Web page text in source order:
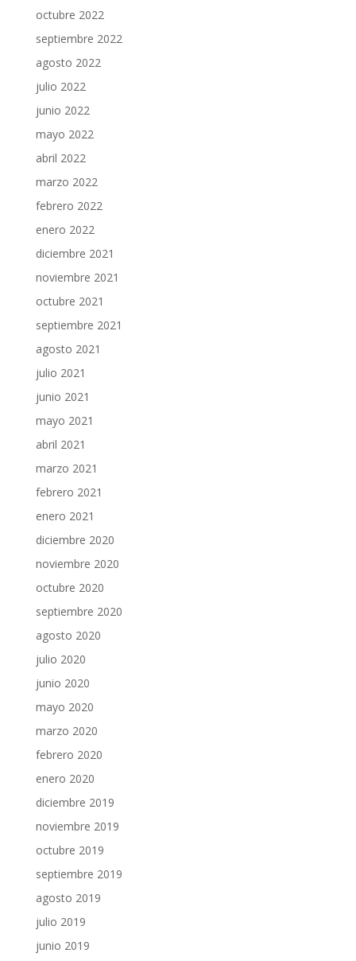
octubre 2022
septiembre 2022
agosto 2022
julio 2022
junio 2022
mayo 2022
abril 2022
marzo 2022
febrero 2022
enero 2022
diciembre 2021
noviembre 2021
octubre 2021
septiembre 2021
agosto 2021
julio 2021
junio 2021
mayo 2021
abril 2021
marzo 2021
febrero 2021
enero 2021
diciembre 2020
noviembre 2020
octubre 2020
septiembre 2020
agosto 2020
julio 2020
junio 2020
mayo 2020
marzo 2020
febrero 2020
enero 2020
diciembre 2019
noviembre 2019
octubre 2019
septiembre 2019
agosto 2019
julio 2019
junio 2019